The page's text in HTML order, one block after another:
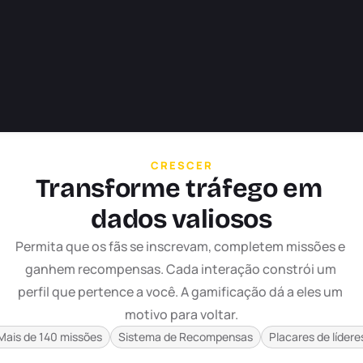
CRESCER
Transforme tráfego em
dados valiosos
Permita que os fãs se inscrevam, completem missões e
ganhem recompensas. Cada interação constrói um
perfil que pertence a você. A gamificação dá a eles um
motivo para voltar.
de 140 missões Sistema de Recompensas Placares de
Ver tudo